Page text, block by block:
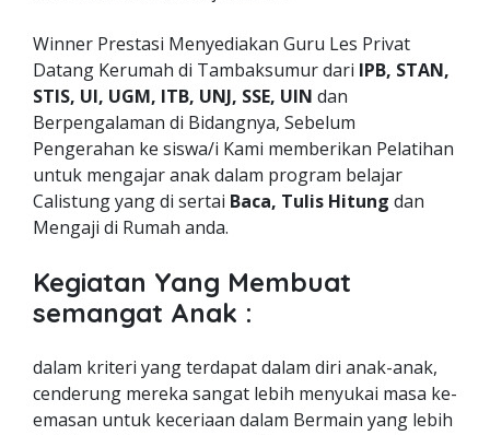
Winner Prestasi Menyediakan Guru Les Privat
Datang Kerumah di Tambaksumur dari IPB, STAN,
STIS, UI, UGM, ITB, UNJ, SSE, UIN dan
Berpengalaman di Bidangnya, Sebelum
Pengerahan ke siswa/i Kami memberikan Pelatihan
untuk mengajar anak dalam program belajar
Calistung yang di sertai Baca, Tulis Hitung dan
Mengaji di Rumah anda.
Kegiatan Yang Membuat
semangat Anak :
dalam kriteri yang terdapat dalam diri anak-anak,
cenderung mereka sangat lebih menyukai masa ke-
emasan untuk keceriaan dalam Bermain yang lebih